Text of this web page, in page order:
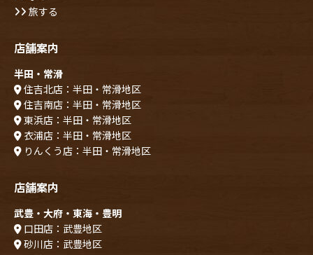
旅する
店舗案内
半田・常滑
住吉北店：半田・常滑地区
住吉南店：半田・常滑地区
東浜店：半田・常滑地区
衣浦店：半田・常滑地区
りんくう店：半田・常滑地区
店舗案内
武豊・大府・東海・豊明
口田店：武豊地区
砂川店：武豊地区